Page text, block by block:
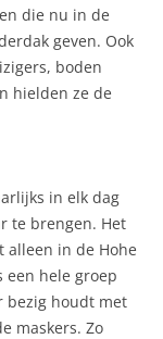
die nu in de
geven. Ook
boden
hielden ze de
in elk dag
te brengen. Het
alleen in de Hohe
hele groep
bezig houdt met
maskers. Zo